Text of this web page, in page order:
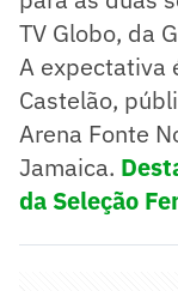
TV Globo, da
A expectativa
Castelão,
Arena Fonte
Jamaica.
da Seleção